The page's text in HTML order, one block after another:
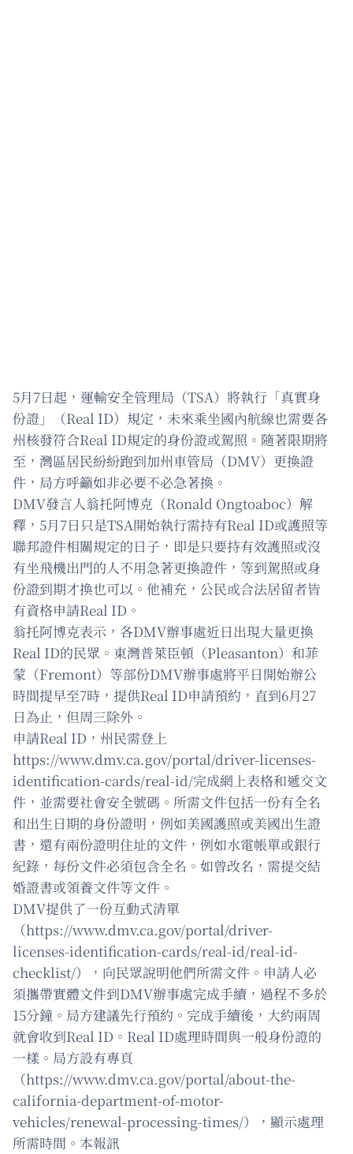
5月7日起，運輸安全管理局（TSA）將執行「真實身
份證」（Real ID）規定，未來乘坐國內航線也需要各
州核發符合Real ID規定的身份證或駕照。隨著限期將
至，灣區居民紛紛跑到加州車管局（DMV）更換證
件，局方呼籲如非必要不必急著換。
DMV發言人翁托阿博克（Ronald Ongtoaboc）解
釋，5月7日只是TSA開始執行需持有Real ID或護照等
聯邦證件相關規定的日子，即是只要持有效護照或沒
有坐飛機出門的人不用急著更換證件，等到駕照或身
份證到期才換也可以。他補充，公民或合法居留者皆
有資格申請Real ID。
翁托阿博克表示，各DMV辦事處近日出現大量更換
Real ID的民眾。東灣普萊臣頓（Pleasanton）和菲
蒙（Fremont）等部份DMV辦事處將平日開始辦公
時間提早至7時，提供Real ID申請預約，直到6月27
日為止，但周三除外。
申請Real ID，州民需登上
https://www.dmv.ca.gov/portal/driver-licenses-
identification-cards/real-id/完成網上表格和遞交文
件，並需要社會安全號碼。所需文件包括一份有全名
和出生日期的身份證明，例如美國護照或美國出生證
書，還有兩份證明住址的文件，例如水電帳單或銀行
紀錄，每份文件必須包含全名。如曾改名，需提交結
婚證書或領養文件等文件。
DMV提供了一份互動式清單
（https://www.dmv.ca.gov/portal/driver-
licenses-identification-cards/real-id/real-id-
checklist/），向民眾說明他們所需文件。申請人必
須攜帶實體文件到DMV辦事處完成手續，過程不多於
15分鐘。局方建議先行預約。完成手續後，大約兩周
就會收到Real ID。Real ID處理時間與一般身份證的
一樣。局方設有專頁
（https://www.dmv.ca.gov/portal/about-the-
california-department-of-motor-
vehicles/renewal-processing-times/），顯示處理
所需時間。本報訊